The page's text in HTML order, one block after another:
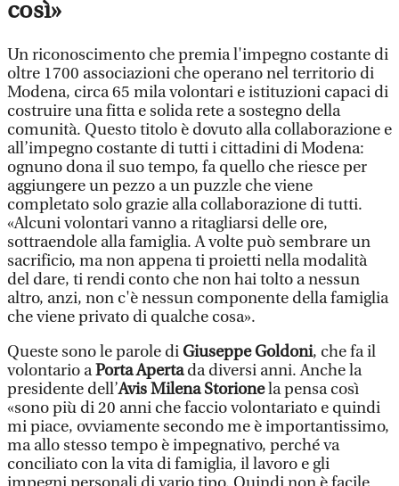
così»
Un riconoscimento che premia l'impegno costante di
oltre 1700 associazioni che operano nel territorio di
Modena, circa 65 mila volontari e istituzioni capaci di
costruire una fitta e solida rete a sostegno della
comunità. Questo titolo è dovuto alla collaborazione e
all’impegno costante di tutti i cittadini di Modena:
ognuno dona il suo tempo, fa quello che riesce per
aggiungere un pezzo a un puzzle che viene
completato solo grazie alla collaborazione di tutti.
«Alcuni volontari vanno a ritagliarsi delle ore,
sottraendole alla famiglia. A volte può sembrare un
sacrificio, ma non appena ti proietti nella modalità
del dare, ti rendi conto che non hai tolto a nessun
altro, anzi, non c'è nessun componente della famiglia
che viene privato di qualche cosa».
Queste sono le parole diGiuseppe Goldoni, che fa il
volontario aPorta Apertada diversi anni. Anche la
presidente dell’AvisMilena Storionela pensa così
«sono più di 20 anni che faccio volontariato e quindi
mi piace, ovviamente secondo me è importantissimo,
ma allo stesso tempo è impegnativo, perché va
conciliato con la vita di famiglia, il lavoro e gli